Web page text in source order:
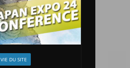
VIE DU SITE